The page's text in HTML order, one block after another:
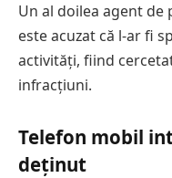
Un al doilea agent de
este acuzat că l-ar fi
activități, fiind
infracțiuni.
Telefon mobil
deținut